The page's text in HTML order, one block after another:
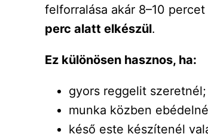
felforralása akár 8–10
perc alatt elkészül.
Ez különösen hasznos, ha:
gyors reggelit szeretnél;
munka közben
késő este készítenél